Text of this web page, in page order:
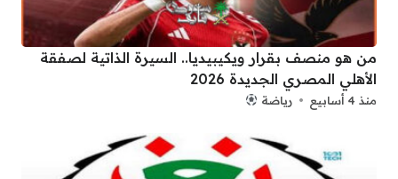
من هو منصف بقرار ويكيبيديا.. السيرة الذاتية لصفقة
الأهلي المصري الجديدة 2026
منذ 4 أسابيع رياضة